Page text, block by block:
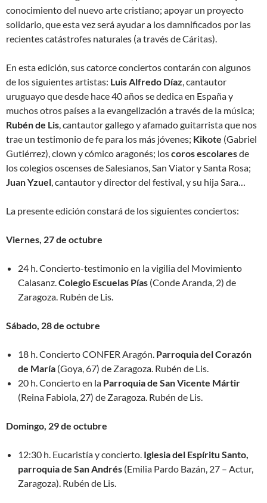
conocimiento del nuevo arte cristiano; apoyar un proyecto
solidario, que esta vez será ayudar a los damnificados por las
recientes catástrofes naturales (a través de Cáritas).
En esta edición, sus catorce conciertos contarán con algunos
de los siguientes artistas: Luis Alfredo Díaz, cantautor
uruguayo que desde hace 40 años se dedica en España y
muchos otros países a la evangelización a través de la música;
Rubén de Lis, cantautor gallego y afamado guitarrista que nos
trae un testimonio de fe para los más jóvenes; Kikote (Gabriel
Gutiérrez), clown y cómico aragonés; loscorosescolaresde
los colegios oscenses de Salesianos, San Viator y Santa Rosa;
Juan Yzuel, cantautor y director del festival, y su hija Sara…
La presente edición constará de los siguientes conciertos:
Viernes, 27 de octubre
24 h. Concierto-testimonio en la vigilia del Movimiento
Calasanz.Colegio Escuelas Pías (Conde Aranda, 2) de
Zaragoza. Rubén de Lis.
Sábado, 28 de octubre
18 h. Concierto CONFER Aragón. Parroquia del Corazón
de María (Goya, 67) de Zaragoza. Rubén de Lis.
20 h. Concierto en la Parroquia de San Vicente Mártir
(Reina Fabiola, 27) de Zaragoza. Rubén de Lis.
Domingo, 29 de octubre
12:30 h. Eucaristía y concierto. Iglesia del Espíritu Santo,
parroquia de San Andrés (Emilia Pardo Bazán, 27 – Actur,
Zaragoza). Rubén de Lis.